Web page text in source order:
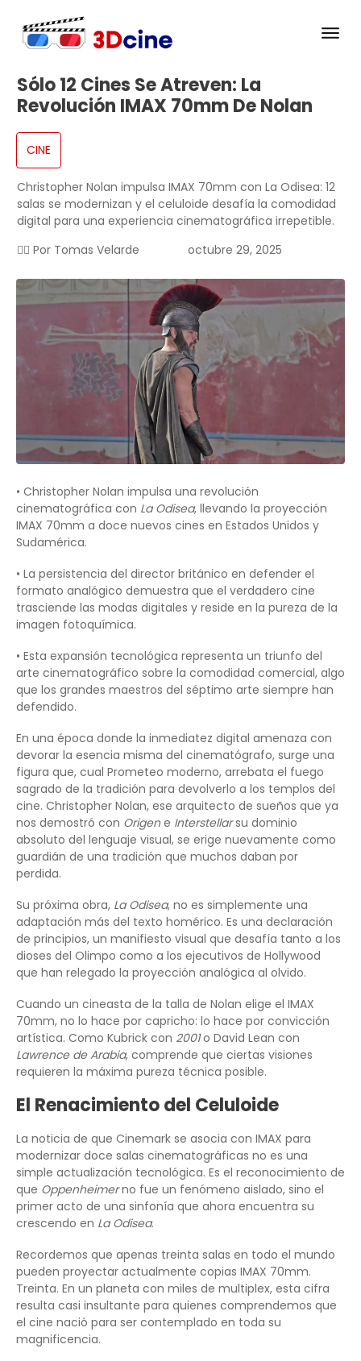
Sólo 12 Cines Se Atreven: La
Revolución IMAX 70mm De Nolan
CINE
Christopher Nolan impulsa IMAX 70mm con La Odisea: 12
salas se modernizan y el celuloide desafía la comodidad
digital para una experiencia cinematográfica irrepetible.
✍🏻 Por Tomas Velarde octubre 29, 2025
• Christopher Nolan impulsa una revolución
cinematográfica con La Odisea, llevando la proyección
IMAX 70mm a doce nuevos cines en Estados Unidos y
Sudamérica.
• La persistencia del director británico en defender el
formato analógico demuestra que el verdadero cine
trasciende las modas digitales y reside en la pureza de la
imagen fotoquímica.
• Esta expansión tecnológica representa un triunfo del
arte cinematográfico sobre la comodidad comercial, algo
que los grandes maestros del séptimo arte siempre han
defendido.
En una época donde la inmediatez digital amenaza con
devorar la esencia misma del cinematógrafo, surge una
figura que, cual Prometeo moderno, arrebata el fuego
sagrado de la tradición para devolverlo a los templos del
cine. Christopher Nolan, ese arquitecto de sueños que ya
nos demostró con Origene Interstellarsu dominio
absoluto del lenguaje visual, se erige nuevamente como
guardián de una tradición que muchos daban por
perdida.
Su próxima obra, La Odisea, no es simplemente una
adaptación más del texto homérico. Es una declaración
de principios, un manifiesto visual que desafía tanto a los
dioses del Olimpo como a los ejecutivos de Hollywood
que han relegado la proyección analógica al olvido.
Cuando un cineasta de la talla de Nolan elige el IMAX
70mm, no lo hace por capricho: lo hace por convicción
artística. Como Kubrick con 2001o David Lean con
Lawrence de Arabia, comprende que ciertas visiones
requieren la máxima pureza técnica posible.
El Renacimiento del Celuloide
La noticia de que Cinemark se asocia con IMAX para
modernizar doce salas cinematográficas no es una
simple actualización tecnológica. Es el reconocimiento de
que Oppenheimerno fue un fenómeno aislado, sino el
primer acto de una sinfonía que ahora encuentra su
crescendo en La Odisea.
Recordemos que apenas treinta salas en todo el mundo
pueden proyectar actualmente copias IMAX 70mm.
Treinta. En un planeta con miles de multiplex, esta cifra
resulta casi insultante para quienes comprendemos que
el cine nació para ser contemplado en toda su
magnificencia.